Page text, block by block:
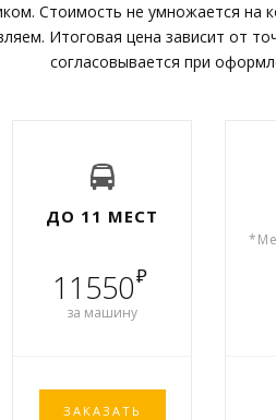
Стоимость не умножается на
Итоговая цена зависит от
согласовывается при
ДО 11 МЕСТ
11550₽
за машину
ЗАКАЗАТЬ